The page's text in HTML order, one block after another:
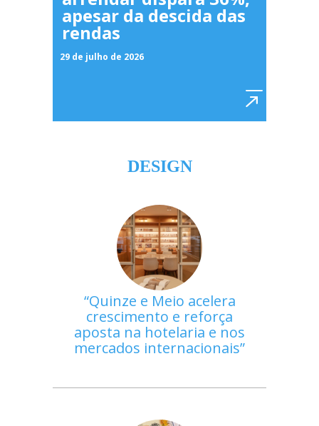
apesar da descida das
rendas
29 de julho de 2026
DESIGN
Quinze e Meio acelera
crescimento e reforça
aposta na hotelaria e nos
mercados internacionais